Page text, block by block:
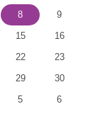
8
9
15
16
22
23
29
30
5 6